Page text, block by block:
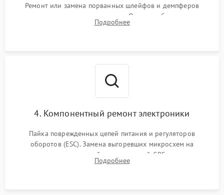
Ремонт или замена порванных шлейфов и демпферов
трехосевого подвеса камеры. Очистка объектива,
восстановление механизма фокусировки. Установка новых
Подробнее
4. Компонентный ремонт электроники
Пайка поврежденных цепей питания и регуляторов
оборотов (ESC). Замена выгоревших микросхем на
материнской плате, модулей GPS
Подробнее